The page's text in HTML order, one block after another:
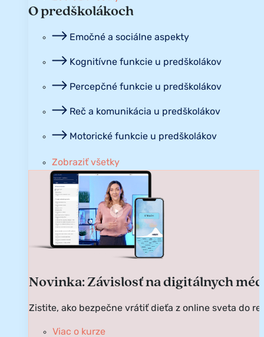
O predškolákoch
Emočné a sociálne aspekty
Kognitívne funkcie u predškolákov
Percepčné funkcie u predškolákov
Reč a komunikácia u predškolákov
Motorické funkcie u predškolákov
Zobraziť všetky
Novinka: Závislosť na digitálnych
Zistite, ako bezpečne vrátiť dieťa z online sveta do
Viac o kurze